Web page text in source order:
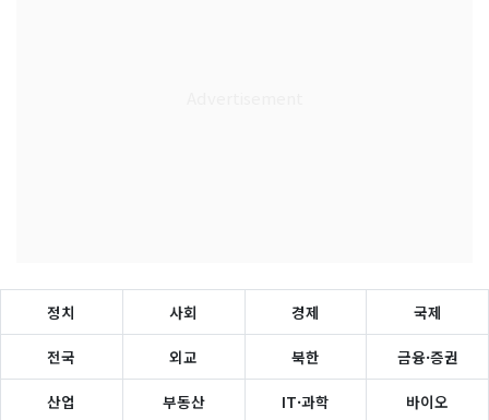
정치 사회 경제 국제
전국 외교 북한 금융·증권
산업 부동산 IT·과학 바이오